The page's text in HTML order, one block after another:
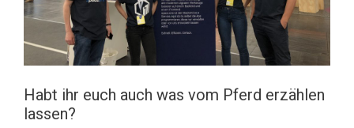
Habt ihr euch auch was vom Pferd erzählen
lassen?